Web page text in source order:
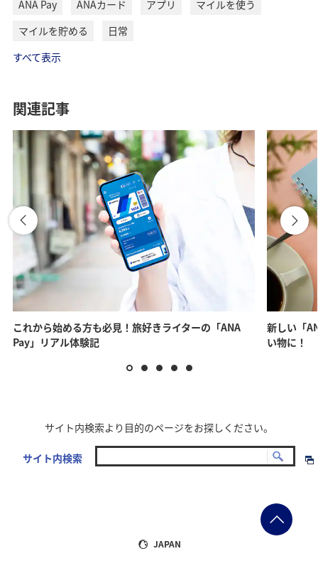
クレジットカードチャージの流れ
ホーム画面右下の「チャー
ジ」ボタンをタップしま
「ANAカード」をタップし
ます。
*1 ANAカード以外のクレジ
ットカードをご利用の方は
「クレジットカード」をタ
スクロールできます
・複数のANAマイレージクラブお客様番号（10桁）を保持していて、
i
e
o
暗い場所での撮影
撮影は明るい場所で行うようにしてく
ださい。繰り返しエラーになる場合、
周囲の明るさや光源の方向を変えてみ
ましょう。
文字と顔写真が写るよう光が反射しな
いようにしてください。
ANA Pay
ANAカード アプリ
マイルを使う
マイルを貯める
日常
すべて表示
関連記事
これから始める方も必見！旅好きライターの「ANA
Pay」リアル体験記
新しい「
い物に！
サイト内検索より目的のページをお探しください。
サイト内検索
JAPAN